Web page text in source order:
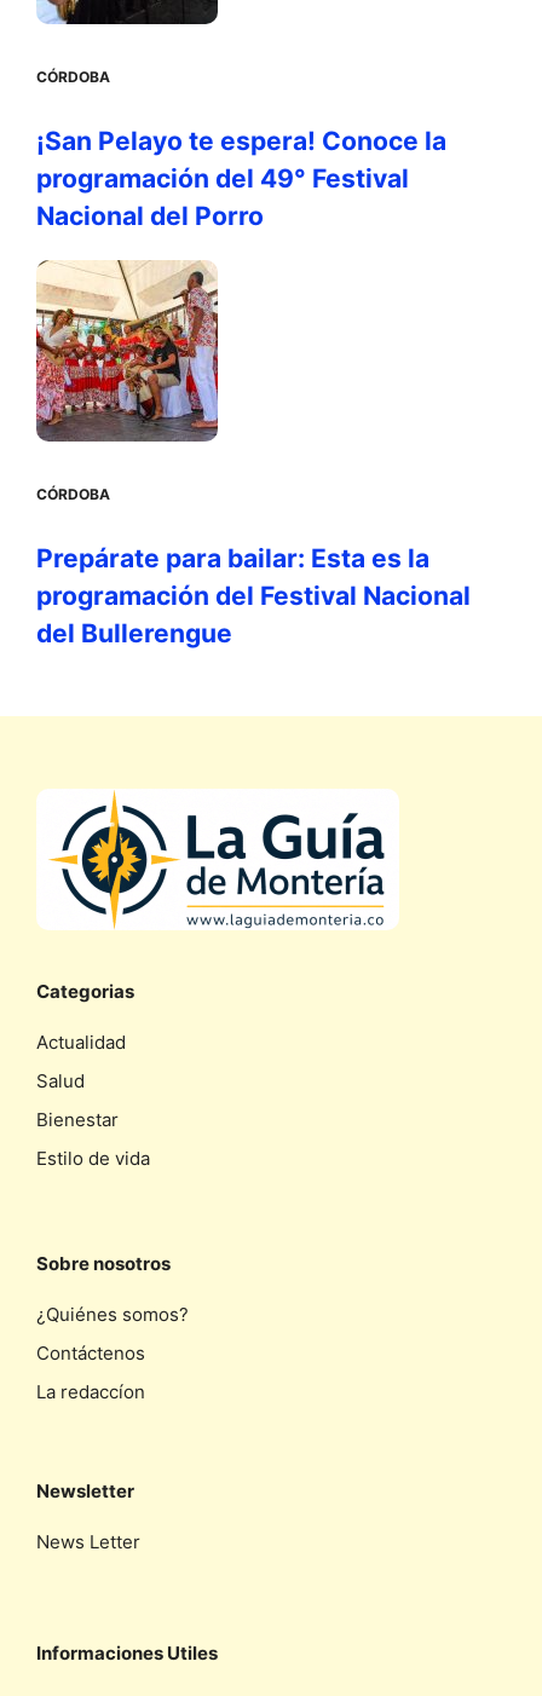
CÓRDOBA
¡San Pelayo te espera! Conoce la
programación del 49° Festival
Nacional del Porro
CÓRDOBA
Prepárate para bailar: Esta es la
programación del Festival Nacional
del Bullerengue
Categorias
Actualidad
Salud
Bienestar
Estilo de vida
Sobre nosotros
¿Quiénes somos?
Contáctenos
La redaccíon
Newsletter
News Letter
Informaciones Utiles